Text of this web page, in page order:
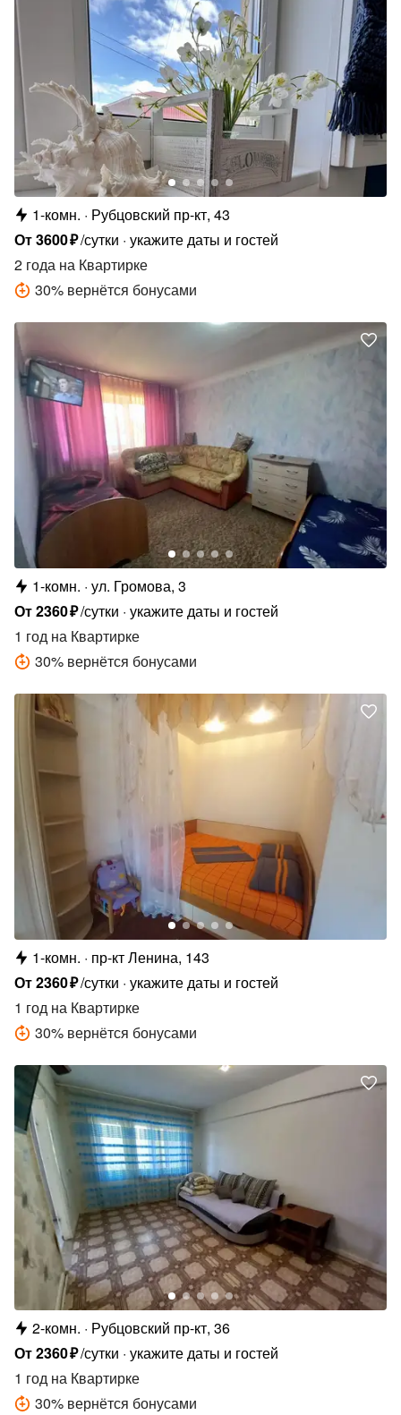
1-комн.
Рубцовский пр-кт, 43
От3600₽/сутки укажите даты и гостей
2 года на Квартирке
30% вернётся бонусами
1-комн. ул. Громова, 3
От2360₽/сутки укажите даты и гостей
1 год на Квартирке
30% вернётся бонусами
1-комн.
пр-кт Ленина, 143
От2360₽/сутки укажите даты и гостей
1 год на Квартирке
30% вернётся бонусами
2-комн.
Рубцовский пр-кт, 36
От2360₽/сутки укажите даты и гостей
1 год на Квартирке
30% вернётся бонусами